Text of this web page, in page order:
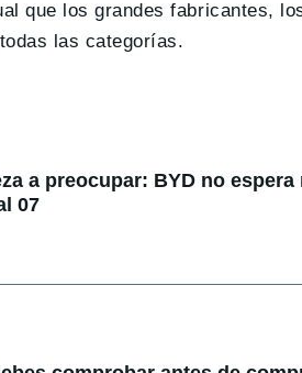
que los grandes fabricantes,
las categorías.
a preocupar: BYD no espera
07